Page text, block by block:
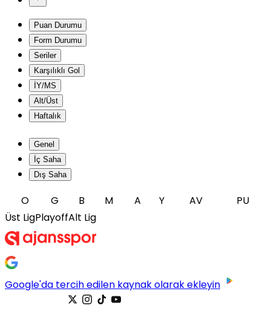
Puan Durumu
Form Durumu
Seriler
Karşılıklı Gol
İY/MS
Alt/Üst
Haftalık
Genel
İç Saha
Dış Saha
O G B M A Y AV
PU
Üst LigPlayoffAlt Lig
Google'da tercih edilen kaynak olarak ekleyin